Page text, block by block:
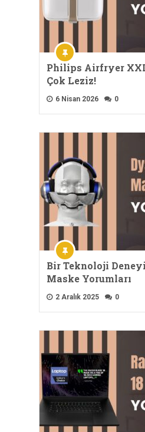
Philips Airfryer
Çok Leziz!
6 Nisan 2026 0
Bir Teknoloji
Maske Yorumları
2 Aralık 2025 0